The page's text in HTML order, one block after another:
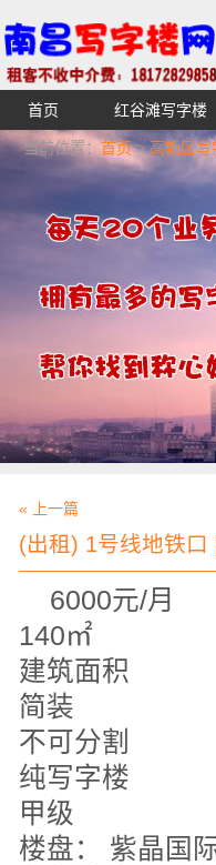
【不收中介费】南昌写
湖青云谱写字楼
首页 红谷滩写字楼
当前位置： 首页>高新区写
« 上一篇
(出租) 1号线地铁
6000元/月
140㎡
建筑面积
简装
不可分割
纯写字楼
甲级
楼盘： 紫晶国